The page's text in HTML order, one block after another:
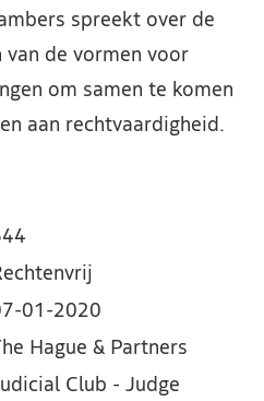
spreekt over de
de vormen voor
om samen te komen
aan rechtvaardigheid.
01-2020
Hague & Partners
Club - Judge